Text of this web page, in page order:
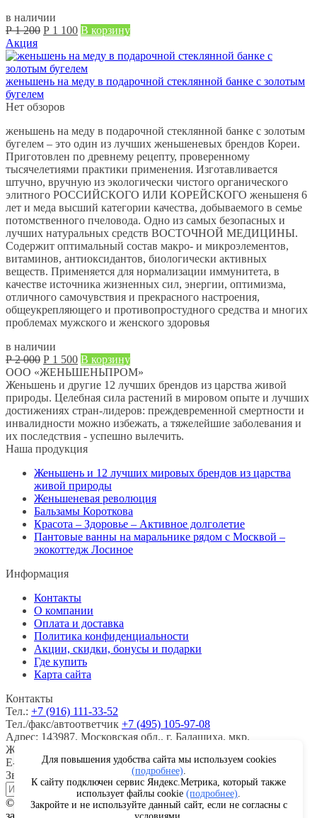
в наличии
Р 1 200 Первоначальная
составляла
Р
1 200.
Р 1 100Текущая
Р
1 100.
В корзину
Акция
женьшень на меду в подарочной стеклянной банке с золотым
бугелем
Нет обзоров
женьшень на меду в подарочной стеклянной банке с золотым
бугелем – это один из лучших женьшеневых брендов Кореи.
Приготовлен по древнему рецепту, проверенному
тысячелетиями практики применения. Изготавливается
штучно, вручную из экологически чистого органического
элитного РОССИЙСКОГО ИЛИ КОРЕЙСКОГО женьшеня 6
лет и меда высший категории качества, добываемого в семье
потомственного пчеловода. Одно из самых безопасных и
лучших натуральных средств ВОСТОЧНОЙ МЕДИЦИНЫ.
Содержит оптимальный состав макро- и микроэлементов,
витаминов, антиоксидантов, биологически активных
веществ. Применяется для нормализации иммунитета, в
качестве источника жизненных сил, энергии, оптимизма,
отличного самочувствия и прекрасного настроения,
общеукрепляющего и противопростудного средства и многих
проблемах мужского и женского здоровья
в наличии
Р 2 000 Первоначальная
цена
составляла
Р
2 000.
Р 1 500Текущая
цена:
Р
1 500.
В корзину
ООО «ЖЕНЬШЕНЬПРОМ»
Женьшень и другие 12 лучших брендов из царства живой
природы. Целебная сила растений в мировом опыте и лучших
достижениях стран-лидеров: преждевременной смертности и
инвалидности можно избежать, а тяжелейшие заболевания и
их последствия - успешно вылечить.
Наша продукция
Женьшень и 12 лучших мировых брендов из царства
живой природы
Женьшеневая революция
Бальзамы Короткова
Красота – Здоровье – Активное долголетие
Пантовые ванны на маральнике рядом с Москвой –
экокоттедж Лосиное
Информация
Контакты
О компании
Оплата и доставка
Политика конфиденциальности
Акции, скидки, бонусы и подарки
Где купить
Карта сайта
Контакты
Тел.: +7 (916) 111-33-52
Тел./факс/автоответчик +7 (495) 105-97-08
Адрес: 143987, Московская обл., г. Балашиха, мкр.
Железнодорожный, ул. Советская, д. 47, офис 321.
E-mail: rusanek@mail.ru rosginseng@mail.ru
Звоните:
Пн-Вс с 8:00 до 22:00
© 2018 – 2026 ООО «ЖЕНЬШЕНЬПРОМ». Все права
защищены
Для повышения удобства сайта мы используем cookies
(подробнее).
К сайту подключен сервис Яндекс.Метрика, который также
использует файлы cookie (подробнее).
Закройте и не используйте данный сайт, если не согласны с